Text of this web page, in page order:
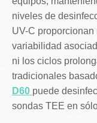
niveles de
UV-C
variabilidad
ni los ciclos
tradicionales
D60 puede
sondas TEE en